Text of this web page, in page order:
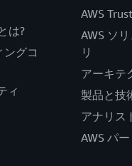
は?
グコ
ィ
AWS
AWS ソ
リ
アーキテ
製品と技
アナリス
AWS パ